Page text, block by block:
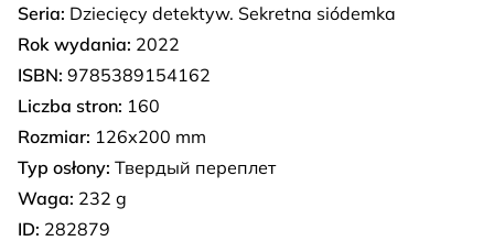
Seria: Dziecięcy detektyw. Sekretna siódemka
Rok wydania: 2022
ISBN: 9785389154162
Liczba stron: 160
Rozmiar: 126х200 mm
Typ osłony: Твердый переплет
Waga: 232 g
ID: 282879